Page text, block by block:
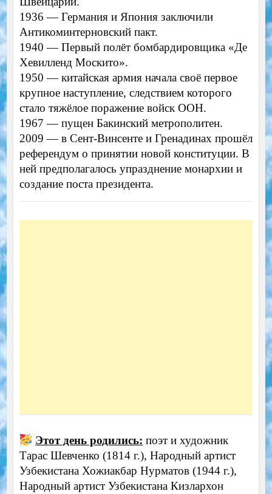
1936 — Германия и Япония заключили
Антикоминтерновский пакт.
1940 — Первый полёт бомбардировщика «Де
Хевилленд Москито».
1950 — китайская армия начала своё первое
крупное наступление, следствием которого
стало тяжёлое поражение войск ООН.
1967 — пущен Бакинский метрополитен.
2009 — в Сент-Винсенте и Гренадинах прошёл
референдум о принятии новой конституции. В
ней предполагалось упразднение монархии и
создание поста президента.
Этот день родились: поэт и художник
Тарас Шевченко (1814 г.), Народный артист
Узбекистана Хожиакбар Нурматов (1944 г.),
Народный артист Узбекистана Кизлархон